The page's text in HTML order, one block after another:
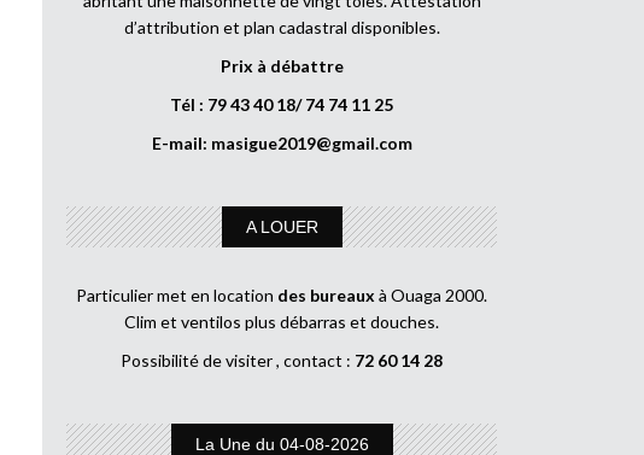
d’attribution et plan cadastral disponibles.
Prix à débattre
Tél : 79 43 40 18/ 74 74 11 25
E-mail: masigue2019@gmail.com
A LOUER
Particulier met en location des bureaux à Ouaga 2000.
Clim et ventilos plus débarras et douches.
Possibilité de visiter , contact : 72 60 14 28
La Une du 04-08-2026